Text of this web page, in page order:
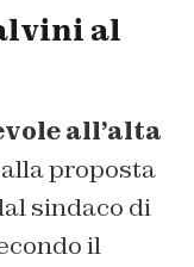
al
all’alta
proposta
sindaco di
il